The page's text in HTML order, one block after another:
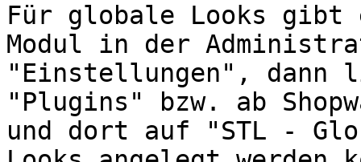
Für globale Looks gibt
Modul in der
"Einstellungen", dann
"Plugins" bzw. ab
und dort auf "STL -